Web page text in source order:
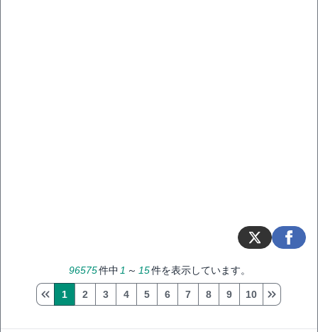
96575件中 1 ～ 15件を表示しています。
1 2 3 4 5 6 7 8 9 10